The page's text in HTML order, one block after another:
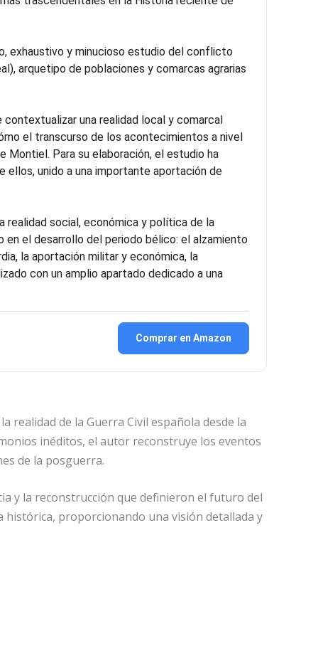
exhaustivo y minucioso estudio del conflicto
arquetipo de poblaciones y comarcas agrarias
una realidad local y comarcal
el transcurso de los acontecimientos a nivel
Montiel. Para su elaboración, el estudio ha
unido a una importante aportación de
realidad social, económica y política de la
en el desarrollo del periodo bélico: el alzamiento
la aportación militar y económica, la
con un amplio apartado dedicado a una
Comprar en Amazon
realidad de la Guerra Civil española desde la
inéditos, el autor reconstruye los eventos
de la posguerra.
y la reconstrucción que definieron el futuro del
histórica, proporcionando una visión detallada y